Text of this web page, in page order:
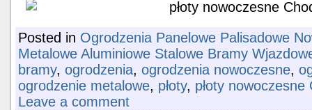
Posted in Ogrodzenia Panelowe Palisadowe
Metalowe Aluminiowe Stalowe Bramy
bramy, ogrodzenia, ogrodzenia nowoczesne,
ogrodzenie metalowe, płoty, płoty nowoczesne
Leave a comment